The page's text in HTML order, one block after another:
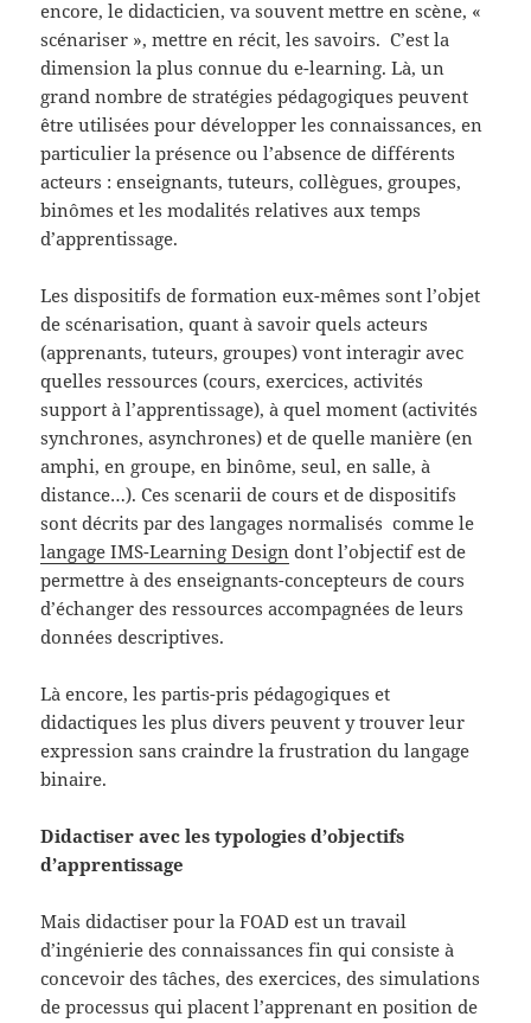
encore, le didacticien, va souvent mettre en scène, «
scénariser », mettre en récit, les savoirs. C’est la
dimension la plus connue du e-learning. Là, un
grand nombre de stratégies pédagogiques peuvent
être utilisées pour développer les connaissances, en
particulier la présence ou l’absence de différents
acteurs : enseignants, tuteurs, collègues, groupes,
binômes et les modalités relatives aux temps
d’apprentissage.
Les dispositifs de formation eux-mêmes sont l’objet
de scénarisation, quant à savoir quels acteurs
(apprenants, tuteurs, groupes) vont interagir avec
quelles ressources (cours, exercices, activités
support à l’apprentissage), à quel moment (activités
synchrones, asynchrones) et de quelle manière (en
amphi, en groupe, en binôme, seul, en salle, à
distance…). Ces scenarii de cours et de dispositifs
sont décrits par des langages normalisés comme le
langage IMS-Learning Design dont l’objectif est de
permettre à des enseignants-concepteurs de cours
d’échanger des ressources accompagnées de leurs
données descriptives.
Là encore, les partis-pris pédagogiques et
didactiques les plus divers peuvent y trouver leur
expression sans craindre la frustration du langage
binaire.
Didactiser avec les typologies d’objectifs
d’apprentissage
Mais didactiser pour la FOAD est un travail
d’ingénierie des connaissances fin qui consiste à
concevoir des tâches, des exercices, des simulations
de processus qui placent l’apprenant en position de